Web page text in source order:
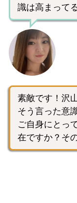
識は高まって
素敵です！沢
そう言った意
ご自身にとっ
在ですか？そ